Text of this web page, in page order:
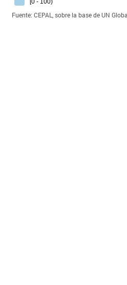
Fuente: CEPAL, sobre la base de UN